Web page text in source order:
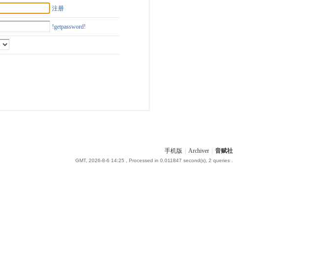
注册
!getpassword!
手机版 Archiver 音赋社
GMT, 2026-8-6 14:25 , Processed in 0.011847 second(s), 2 queries .